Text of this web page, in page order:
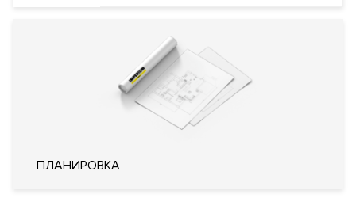
Профессиональная охрана
Консьерж служба
Видеонаблюдение
ПЛАНИРОВКА